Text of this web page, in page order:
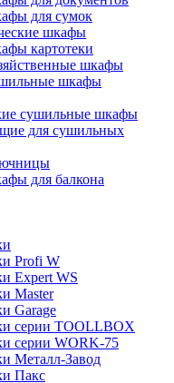
для сумок
шкафы
картотеки
шкафы
шкафы
сушильные шкафы
для сушильных
для балкона
Profi W
Expert WS
Master
Garage
серии TOOLLBOX
серии WORK-75
Металл-Завод
Пакс